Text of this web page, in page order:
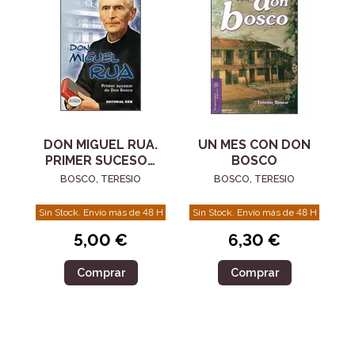
DON MIGUEL RUA.
PRIMER SUCESOR
DE DON BOSCO
BOSCO, TERESIO
Sin Stock. Envío más de 48 H
5,00 €
Comprar
UN MES CON DON
BOSCO
BOSCO, TERESIO
Sin Stock. Envío más de 48 H
6,30 €
Comprar